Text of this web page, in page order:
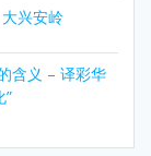
兴安岭
含义 – 译彩华
”